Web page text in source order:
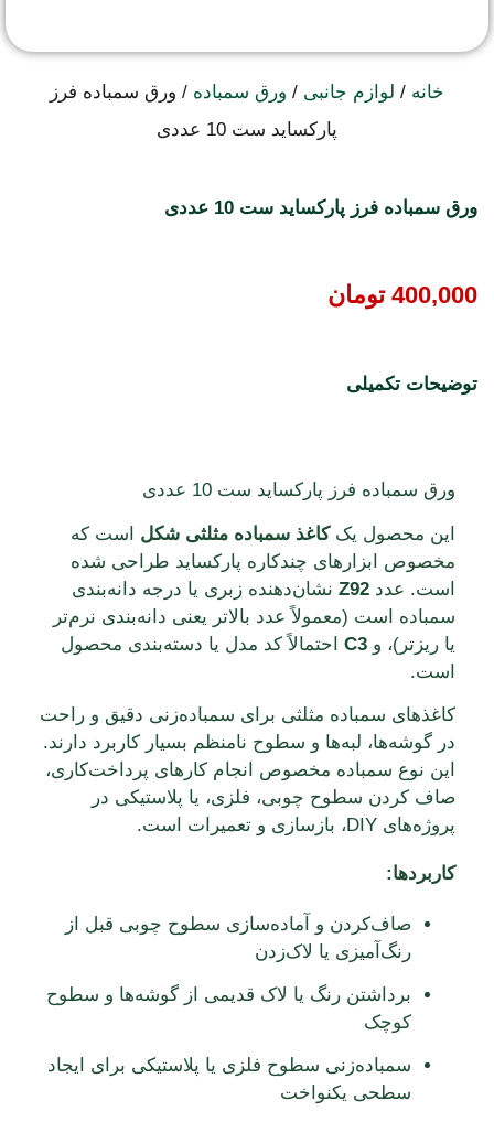
خانه / لوازم جانبی / ورق سمباده / ورق سمباده فرز
پارکساید ست 10 عددی
ورق سمباده فرز پارکساید ست 10 عددی
400,000 تومان
توضیحات تکمیلی
ورق سمباده فرز پارکساید ست 10 عددی
این محصول یککاغذ سمباده مثلثی شکل است که
مخصوص ابزارهای چندکاره پارکساید طراحی شده
است. عدد Z92 نشان‌دهنده زبری یا درجه دانه‌بندی
سمباده است (معمولاً عدد بالاتر یعنی دانه‌بندی نرم‌تر
یا ریزتر)، و C3 احتمالاً کد مدل یا دسته‌بندی محصول
است.
کاغذهای سمباده مثلثی برای سمباده‌زنی دقیق و راحت
در گوشه‌ها، لبه‌ها و سطوح نامنظم بسیار کاربرد دارند.
این نوع سمباده مخصوص انجام کارهای پرداخت‌کاری،
صاف کردن سطوح چوبی، فلزی، یا پلاستیکی در
پروژه‌های DIY، بازسازی و تعمیرات است.
کاربردها:
صاف‌کردن و آماده‌سازی سطوح چوبی قبل از
رنگ‌آمیزی یا لاک‌زدن
برداشتن رنگ یا لاک قدیمی از گوشه‌ها و سطوح
کوچک
سمباده‌زنی سطوح فلزی یا پلاستیکی برای ایجاد
سطحی یکنواخت